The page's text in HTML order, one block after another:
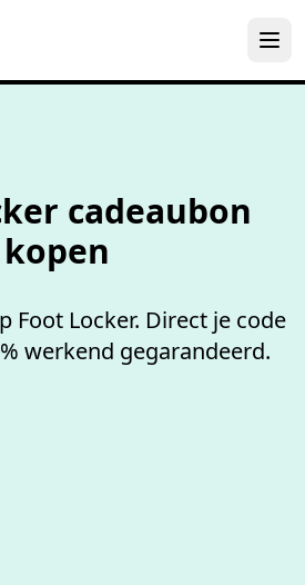
cadeaubon
kopen
Foot Locker. Direct je code
werkend gegarandeerd.